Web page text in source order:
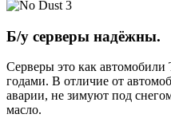
Б/у серверы надёжны.
Серверы это как автомобили
годами. В отличие от
аварии, не зимуют под
масло.